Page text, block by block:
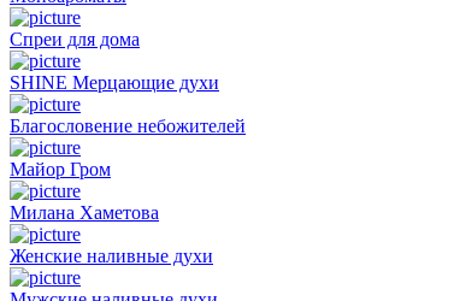
Спреи для дома
SHINE Мерцающие духи
Благословение небожителей
Майор Гром
Милана Хаметова
Женские наливные духи